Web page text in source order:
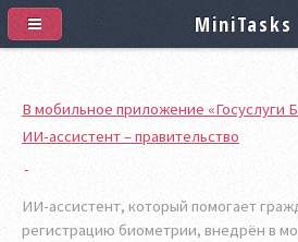
В мобильное приложение «Госуслуги
ИИ-ассистент – правительство
ИИ-ассистент, который помогает
регистрацию биометрии, внедрён в
MiniTasks